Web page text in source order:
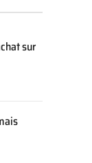
sur